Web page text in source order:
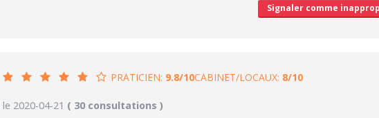
Signaler comme
PRATICIEN: 9.8/10CABINET/LOCAUX: 8/10
PRATICIEN9.8/10
le 2020-04-21 ( 30 consultations )